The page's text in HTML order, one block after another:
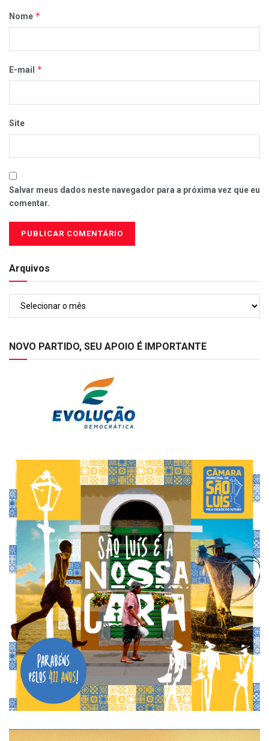
Nome *
E-mail *
Site
Salvar meus dados neste navegador para a próxima vez que eu
comentar.
Arquivos
NOVO PARTIDO, SEU APOIO É IMPORTANTE